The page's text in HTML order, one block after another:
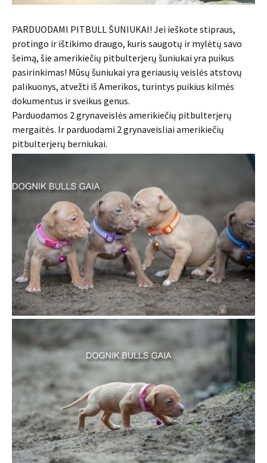
PARDUODAMI PITBULL ŠUNIUKAI! Jei ieškote stipraus,
protingo ir ištikimo draugo, kuris saugotų ir mylėtų savo
šeimą, šie amerikiečių pitbulterjerų šuniukai yra puikus
pasirinkimas! Mūsų šuniukai yra geriausių veislės atstovų
palikuonys, atvežti iš Amerikos, turintys puikius kilmės
dokumentus ir sveikus genus.
Parduodamos 2 grynaveislės amerikiečių pitbulterjerų
mergaitės. Ir parduodami 2 grynaveisliai amerikiečių
pitbulterjerų berniukai.